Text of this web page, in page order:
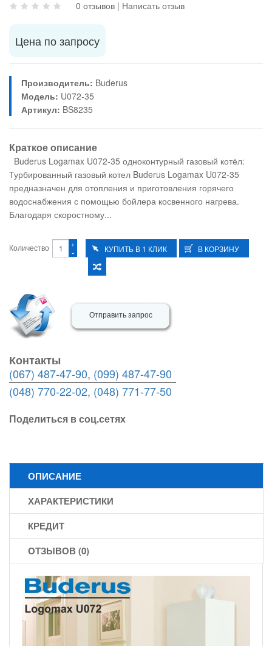
0 отзывов | Написать отзыв
Цена по запросу
Производитель: Buderus
Модель: U072-35
Артикул: BS8235
Краткое описание
Buderus Logamax U072-35 одноконтурный газовый котёл:
Турбированный газовый котел Buderus Logamax U072-35
предназначен для отопления и приготовления горячего
водоснабжения с помощью бойлера косвенного нагрева.
Благодаря скоростному...
Количество -
+
Отправить запрос
Контакты
(067) 487-47-90, (099) 487-47-90
(048) 770-22-02, (048) 771-77-50
Поделиться в соц.сетях
ОПИСАНИЕ
ХАРАКТЕРИСТИКИ
КРЕДИТ
ОТЗЫВОВ (0)